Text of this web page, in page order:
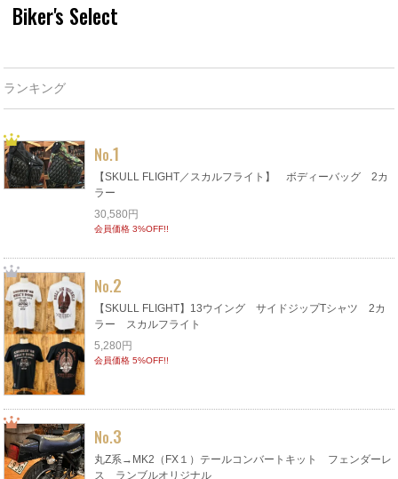
Biker's Select
ランキング
No.1
【SKULL FLIGHT／スカルフライト】 ボディーバッグ 2カ
ラー
30,580円
会員価格 3%OFF!!
No.2
【SKULL FLIGHT】13ウイング サイドジップTシャツ 2カ
ラー スカルフライト
5,280円
会員価格 5%OFF!!
No.3
丸Z系→MK2（FX１）テールコンバートキット フェンダーレ
ス ランブルオリジナル